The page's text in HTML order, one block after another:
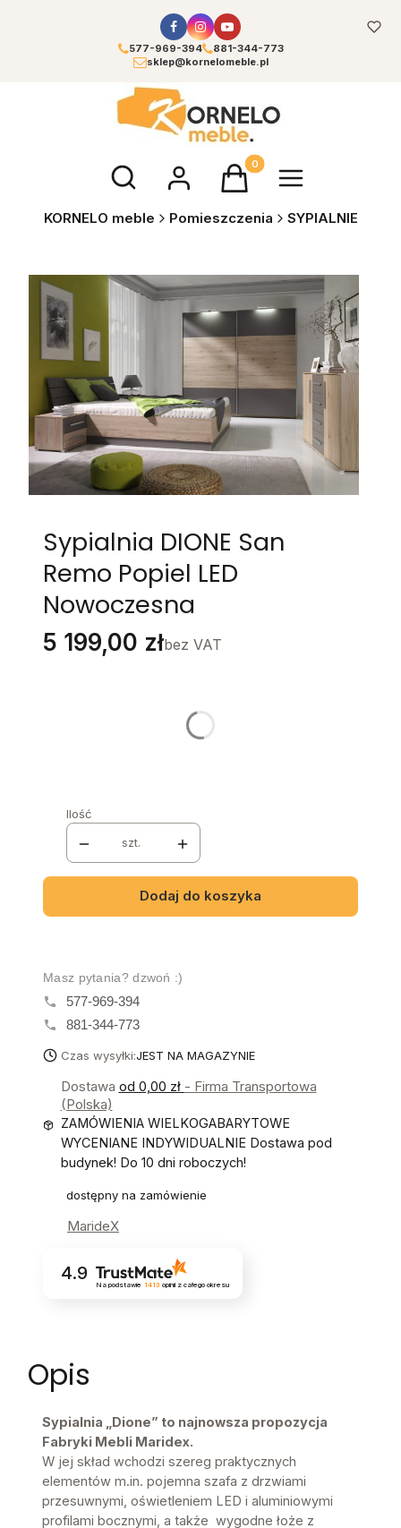
577-969-394
881-344-773
sklep@kornelomeble.pl
Otwórz wyszukiwarkęProdukty w koszyku: 0.
KORNELO meble Pomieszczenia SYPIALNIE
Sypialnia DIONE San
Remo Popiel LED
Nowoczesna
Cena
5 199,00 złbez VAT
Ilość
szt.
Dodaj do koszyka
Masz pytania? dzwoń :)
577-969-394
881-344-773
Czas wysyłki:JEST NA MAGAZYNIE
Dostawa od 0,00 zł - Firma Transportowa
(Polska)
ZAMÓWIENIA WIELKOGABARYTOWE
WYCENIANE INDYWIDUALNIE Dostawa pod
budynek! Do 10 dni roboczych!
dostępny na zamówienie
MarideX
4.9
Na podstawie 1413 opinii z całego okresu
Opis
Sypialnia „Dione” to najnowsza propozycja
Fabryki Mebli Maridex.
W jej skład wchodzi szereg praktycznych
elementów m.in. pojemna szafa z drzwiami
przesuwnymi, oświetleniem LED i aluminiowymi
profilami bocznymi, a także wygodne łoże z